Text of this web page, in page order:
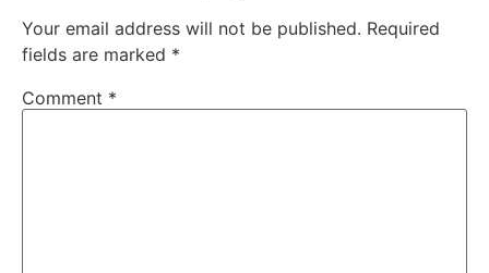
Your email address will not be published. Required
fields are marked *
Comment *